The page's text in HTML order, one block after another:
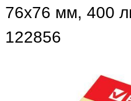
76х76 мм, 400
122856